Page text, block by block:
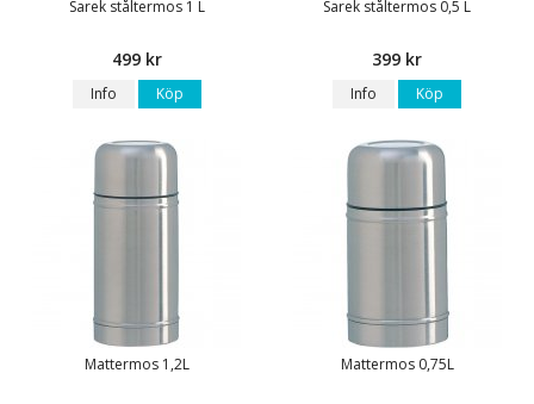
Sarek ståltermos 1 L
499 kr
Info Köp
Sarek ståltermos 0,5 L
399 kr
Info Köp
Mattermos 1,2L Mattermos 0,75L